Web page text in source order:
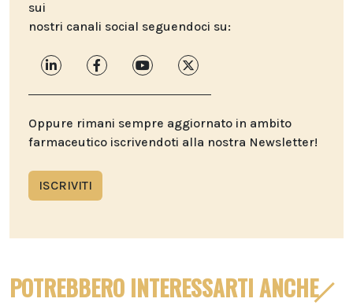
sui
nostri canali social seguendoci su:
Oppure rimani sempre aggiornato in ambito
farmaceutico iscrivendoti alla nostra Newsletter!
ISCRIVITI
POTREBBERO INTERESSARTI ANCHE